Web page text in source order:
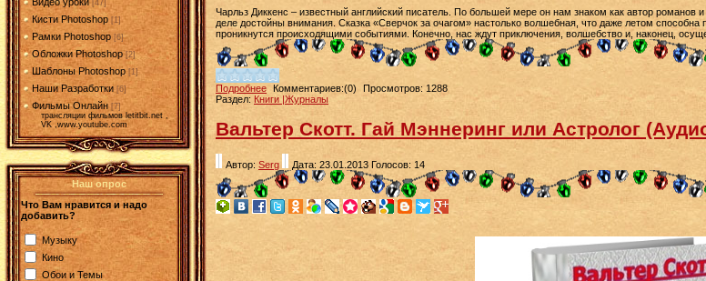
[47]
Кисти Photoshop [1]
Рамки Photoshop [6]
Обложки Photoshop [2]
Шаблоны Photoshop [1]
Наши Разработки [6]
Фильмы Онлайн [7]
трансляции фильмов letitbit.net ,
VK ,www.youtube.com
Наш опрос
Что Вам нравится и надо
добавить?
Музыку
Кино
Обои и Темы
Чарльз Диккенс – известный английский писатель. По большей мере он нам знаком как автор романов
деле достойны внимания. Сказка «Сверчок за очагом» настолько волшебная, что даже летом способна
проникнутся происходящими событиями. Конечно, нас ждут приключения, волшебство и, наконец,
Подробнее Комментариев:(0)
Просмотров: 1288
Раздел: Книги |Журналы
Вальтер Скотт. Гай Мэннеринг или Астролог
Автор: Serg Дата: 23.01.2013 Голосов: 14